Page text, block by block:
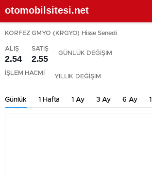
otomobilsitesi.net
KORFEZ GMYO (KRGYO) Hisse Senedi
ALIŞ
2.54
SATIŞ
2.55
GÜNLÜK DEĞİŞİM
İŞLEM HACMİ YILLIK DEĞİŞİM
Günlük 1 Hafta 1 Ay 3 Ay 6 Ay